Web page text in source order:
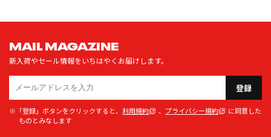
MAIL MAGAZINE
新入荷やセール情報をいちはやくお届けします。
登録
※「登録」ボタンをクリックすると、 利用規約 、 プライバシー規約
に同意した
ものとみなします